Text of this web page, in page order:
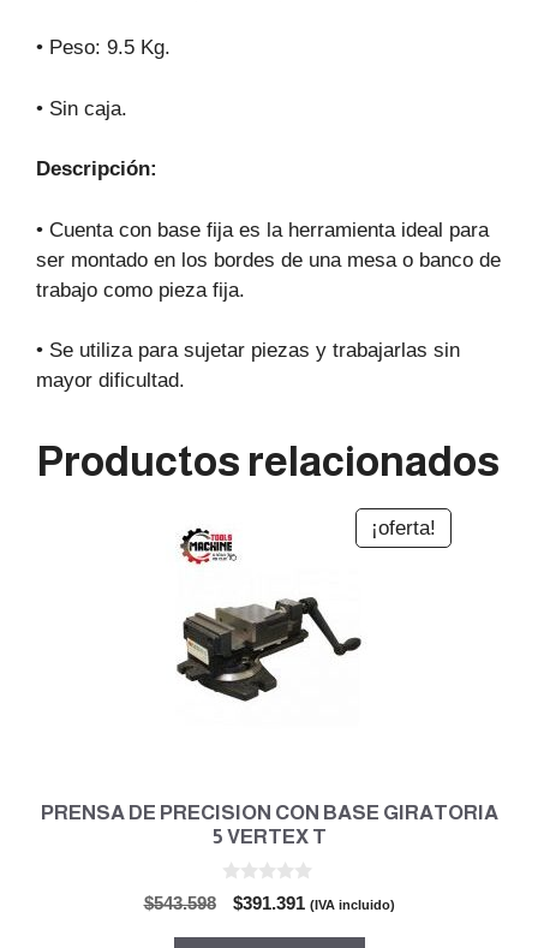
• Peso: 9.5 Kg.
• Sin caja.
Descripción:
• Cuenta con base fija es la herramienta ideal para
ser montado en los bordes de una mesa o banco de
trabajo como pieza fija.
• Se utiliza para sujetar piezas y trabajarlas sin
mayor dificultad.
Productos relacionados
¡oferta!
PRENSA DE PRECISION CON BASE GIRATORIA
5 VERTEX T
$543.598
El
$391.391 El
(IVA incluido)